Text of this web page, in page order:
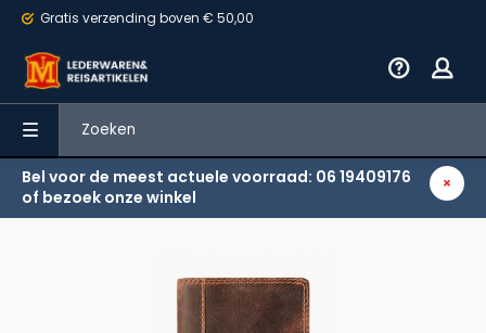
Gratis verzending boven € 50,00
Bel voor de meest actuele voorraad: 06 19409176
of bezoek onze winkel
Terug